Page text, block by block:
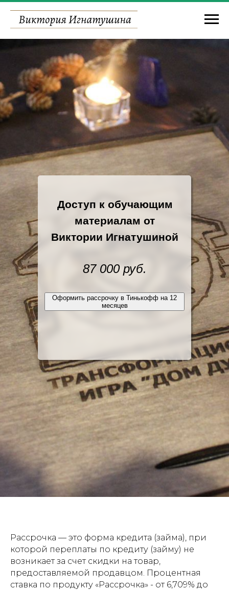
Доступ к обучающим
материалам от
Виктории Игнатушиной
87 000 руб.
Оформить рассрочку в Тинькофф на 12
месяцев
Рассрочка — это форма кредита (займа), при
которой переплаты по кредиту (займу) не
возникает за счет скидки на товар,
предоставляемой продавцом. Процентная
ставка по продукту «Рассрочка» - от 6,709% до